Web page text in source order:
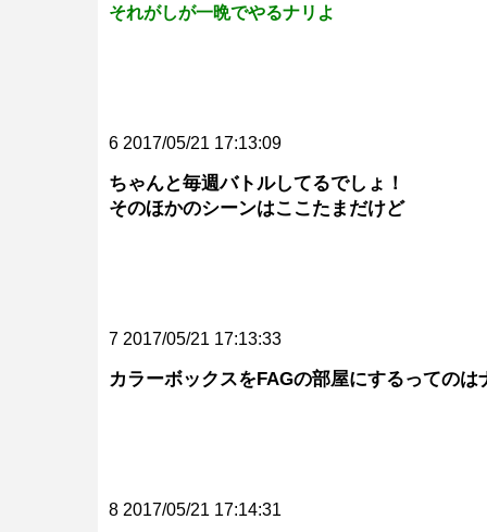
それがしが一晩でやるナリよ
6 2017/05/21 17:13:09
ちゃんと毎週バトルしてるでしょ！
そのほかのシーンはここたまだけど
7 2017/05/21 17:13:33
カラーボックスをFAGの部屋にするっての
8 2017/05/21 17:14:31